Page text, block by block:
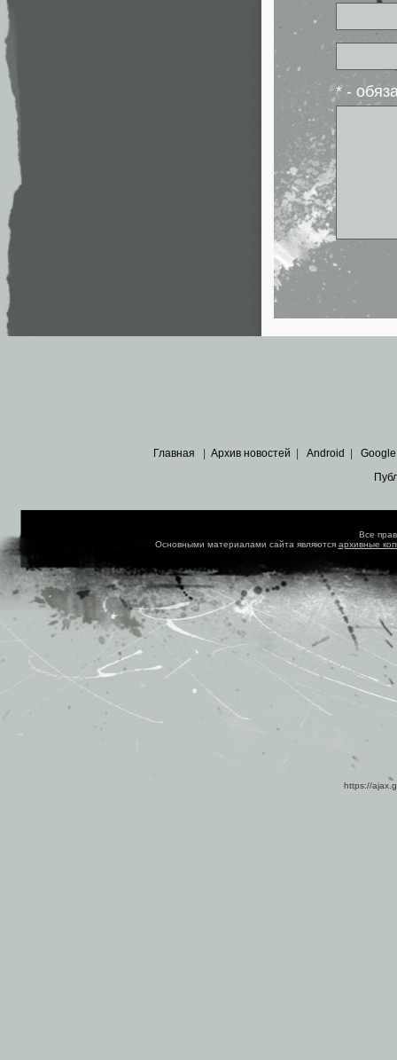
* -
Главная Архив новостей Android Google
Все
Основными материалами сайта являются архивные
https://